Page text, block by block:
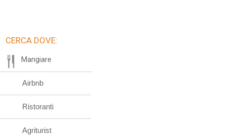
CERCA DOVE:
Mangiare
Airbnb
Ristoranti
Agriturist